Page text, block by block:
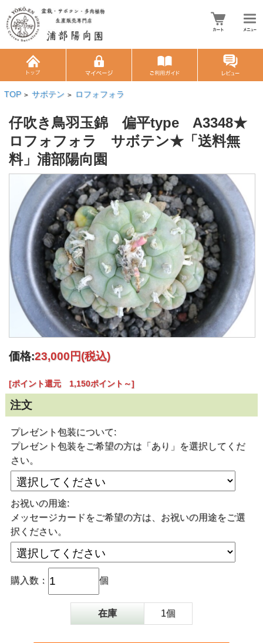
TOP > サボテン > ロフォフォラ
仔吹き鳥羽玉錦 偏平type A3348★
ロフォフォラ サボテン★「送料無
料」浦部陽向園
価格:23,000円(税込)
[ポイント還元 1,150ポイント～]
注文
プレゼント包装について:
プレゼント包装をご希望の方は「あり」を選択してくだ
さい。
お祝いの用途:
メッセージカードをご希望の方は、お祝いの用途をご選
択ください。
購入数： 個
在庫 1個